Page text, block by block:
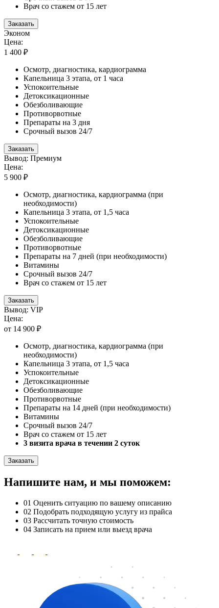
Врач со стажем от 15 лет
Заказать
Эконом
Цена:
1 400 ₽
Осмотр, диагностика, кардиограмма
Капельница 3 этапа, от 1 часа
Успокоительные
Детоксикационные
Обезболивающие
Противорвотные
Препараты на 3 дня
Срочный вызов 24/7
Заказать
Вывод: Премиум
Цена:
5 900 ₽
Осмотр, диагностика, кардиограмма (при
необходимости)
Капельница 3 этапа, от 1,5 часа
Успокоительные
Детоксикационные
Обезболивающие
Противорвотные
Препараты на 7 дней (при необходимости)
Витамины
Срочный вызов 24/7
Врач со стажем от 15 лет
Заказать
Вывод: VIP
Цена:
от 14 900 ₽
Осмотр, диагностика, кардиограмма (при
необходимости)
Капельница 3 этапа, от 1,5 часа
Успокоительные
Детоксикационные
Обезболивающие
Противорвотные
Препараты на 14 дней (при необходимости)
Витамины
Срочный вызов 24/7
Врач со стажем от 15 лет
3 визита врача в течении 2 суток
Заказать
Напишите нам, и мы поможем:
01 Оценить ситуацию по вашему описанию
02 Подобрать подходящую услугу из прайса
03 Рассчитать точную стоимость
04 Записать на прием или выезд врача